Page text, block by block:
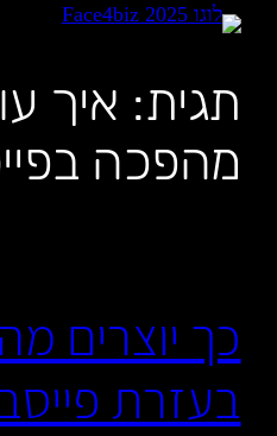
לדלג
תגית: איך
מהפכה
כך יוצרים
בעזרת